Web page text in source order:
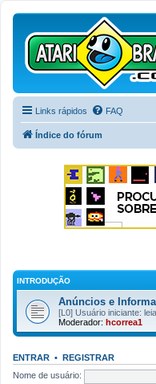
Links rápidos FAQ
Índice do fórum
INTRODUÇÃO
Anúncios e
[L0] Usuário iniciante:
Moderador: hcorrea1
ENTRAR • REGISTRAR
Nome de usuário: